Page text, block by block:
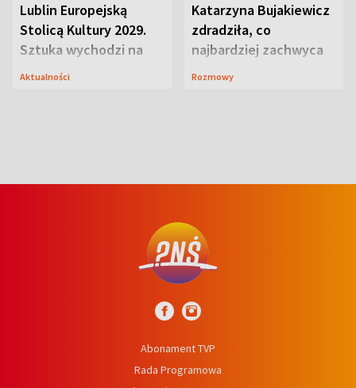
Lublin Europejską
Stolicą Kultury 2029.
Sztuka wychodzi na
ulice
Aktualności
Katarzyna Bujakiewicz
zdradziła, co
najbardziej zachwyca
ją w Lublinie
Rozmowy
Abonament TVP
Rada Programowa